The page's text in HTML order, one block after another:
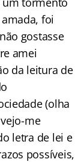
foi
gostasse
amei
da leitura de
(olha
me
letra de lei e
possíveis,